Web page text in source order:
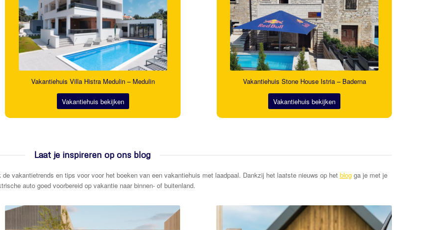
Vakantiehuis Villa Histra Medulin – Medulin
Vakantiehuis bekijken
Vakantiehuis Stone House Istria – Baderna
Vakantiehuis bekijken
Laat je inspireren op ons blog
vakantietrends en tips voor voor het boeken van een vakantiehuis met laadpaal. Dankzij het laatste nieuws op het blogga je met je
auto goed voorbereid op vakantie naar binnen- of buitenland.